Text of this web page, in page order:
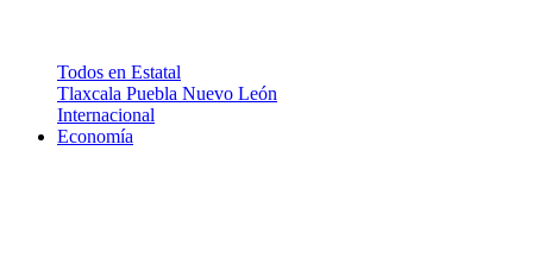
Todos en Estatal
Tlaxcala Puebla Nuevo León
Internacional
Economía